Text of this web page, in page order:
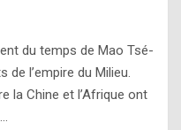
du temps de Mao Tsé-
de l’empire du Milieu.
la Chine et l’Afrique ont